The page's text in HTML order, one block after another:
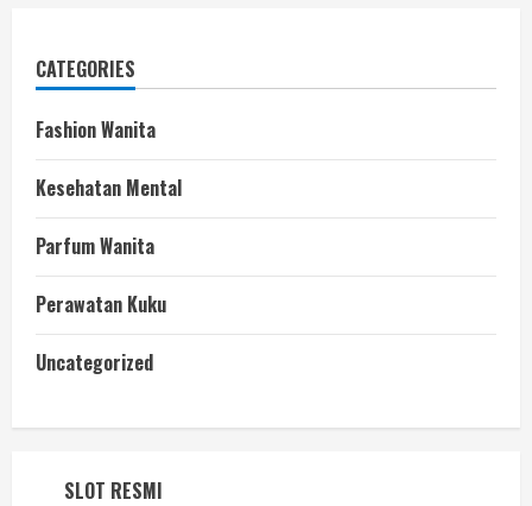
CATEGORIES
Fashion Wanita
Kesehatan Mental
Parfum Wanita
Perawatan Kuku
Uncategorized
SLOT RESMI